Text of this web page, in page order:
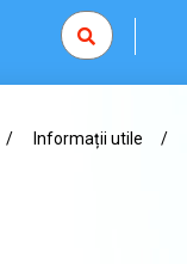
Informații utile